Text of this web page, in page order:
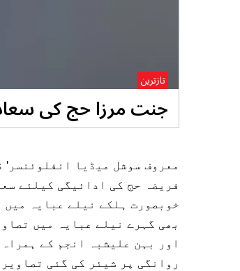
جنت مرزا حج کی
تازترین
معروف سوشل میڈیا
فریضہ حج کی ادائیگی کیلئے
خوبصورت ہلکے نیلے عبایہ
بھی گہرے نیلے عبایہ میں
اور بہن علیشبہ انجم کے
روانگی پر شیئر کی گئی